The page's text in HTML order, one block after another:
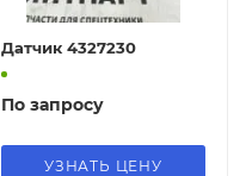
Датчик 4327230
По запросу
УЗНАТЬ ЦЕНУ